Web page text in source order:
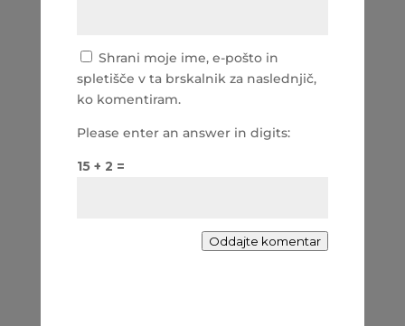
Shrani moje ime, e-pošto in
spletišče v ta brskalnik za naslednjič,
ko komentiram.
Please enter an answer in digits:
15 + 2 =
Oddajte komentar